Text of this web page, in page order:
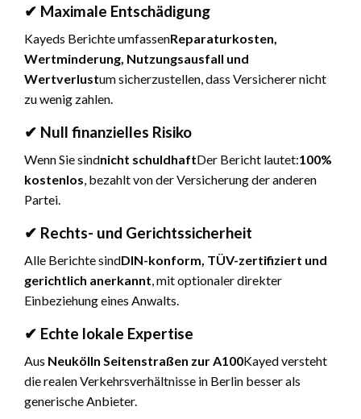
✔ Maximale Entschädigung
Kayeds Berichte umfassenReparaturkosten,
Wertminderung, Nutzungsausfall und
Wertverlustum sicherzustellen, dass Versicherer nicht
zu wenig zahlen.
✔ Null finanzielles Risiko
Wenn Sie sindnicht schuldhaftDer Bericht lautet:100%
kostenlos, bezahlt von der Versicherung der anderen
Partei.
✔ Rechts- und Gerichtssicherheit
Alle Berichte sindDIN-konform, TÜV-zertifiziert und
gerichtlich anerkannt, mit optionaler direkter
Einbeziehung eines Anwalts.
✔ Echte lokale Expertise
Aus Neukölln Seitenstraßen zur A100Kayed versteht
die realen Verkehrsverhältnisse in Berlin besser als
generische Anbieter.